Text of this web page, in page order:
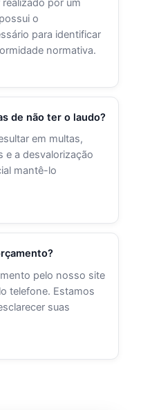
realizado por um
o
para identificar
normativa.
de não ter o laudo?
em multas,
e a desvalorização
mantê-lo
pelo nosso site
telefone. Estamos
suas